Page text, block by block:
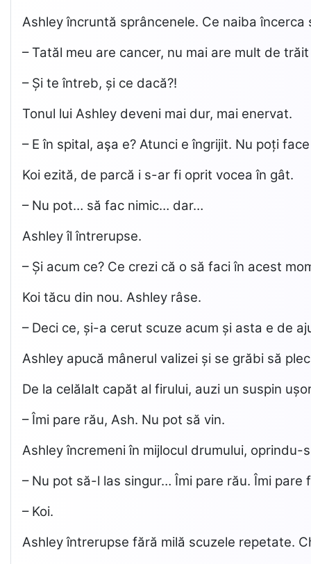
Ashley încruntă sprâncenele. Ce naiba
– Tatăl meu are cancer, nu mai are mult de
– Și te întreb, și ce dacă?!
Tonul lui Ashley deveni mai dur, mai enervat.
– E în spital, aşa e? Atunci e îngrijit. Nu poți
Koi ezită, de parcă i s-ar fi oprit vocea în gât.
– Nu pot… să fac nimic… dar…
Ashley îl întrerupse.
– Și acum ce? Ce crezi că o să faci în acest
Koi tăcu din nou. Ashley râse.
– Deci ce, și-a cerut scuze acum și asta e de
Ashley apucă mânerul valizei și se grăbi să
De la celălalt capăt al firului, auzi un suspin
– Îmi pare rău, Ash. Nu pot să vin.
Ashley încremeni în mijlocul drumului, oprindu-
– Nu pot să-l las singur… Îmi pare rău. Îmi pare
– Koi.
Ashley întrerupse fără milă scuzele repetate.